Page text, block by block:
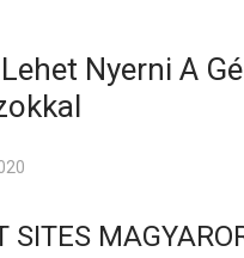
Nyerni A
SITES